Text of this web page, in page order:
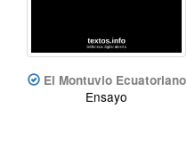
El Montuvio Ecuatoriano
Ensayo